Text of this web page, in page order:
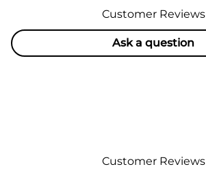
Customer Reviews
Ask a question
Customer Reviews